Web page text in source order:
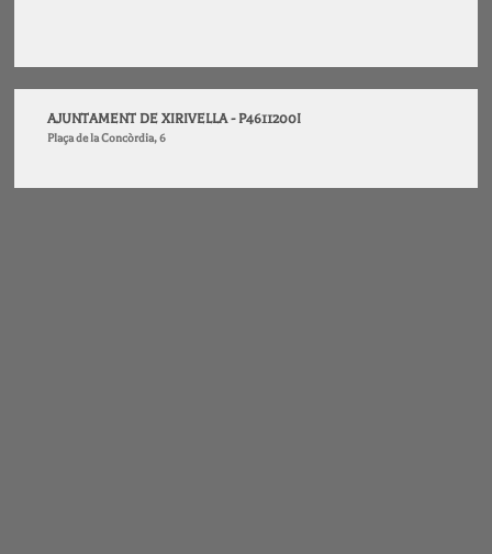
AJUNTAMENT DE XIRIVELLA - P4611200I
Plaça de la Concòrdia, 6